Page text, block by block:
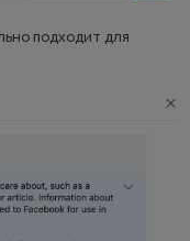
подходит для